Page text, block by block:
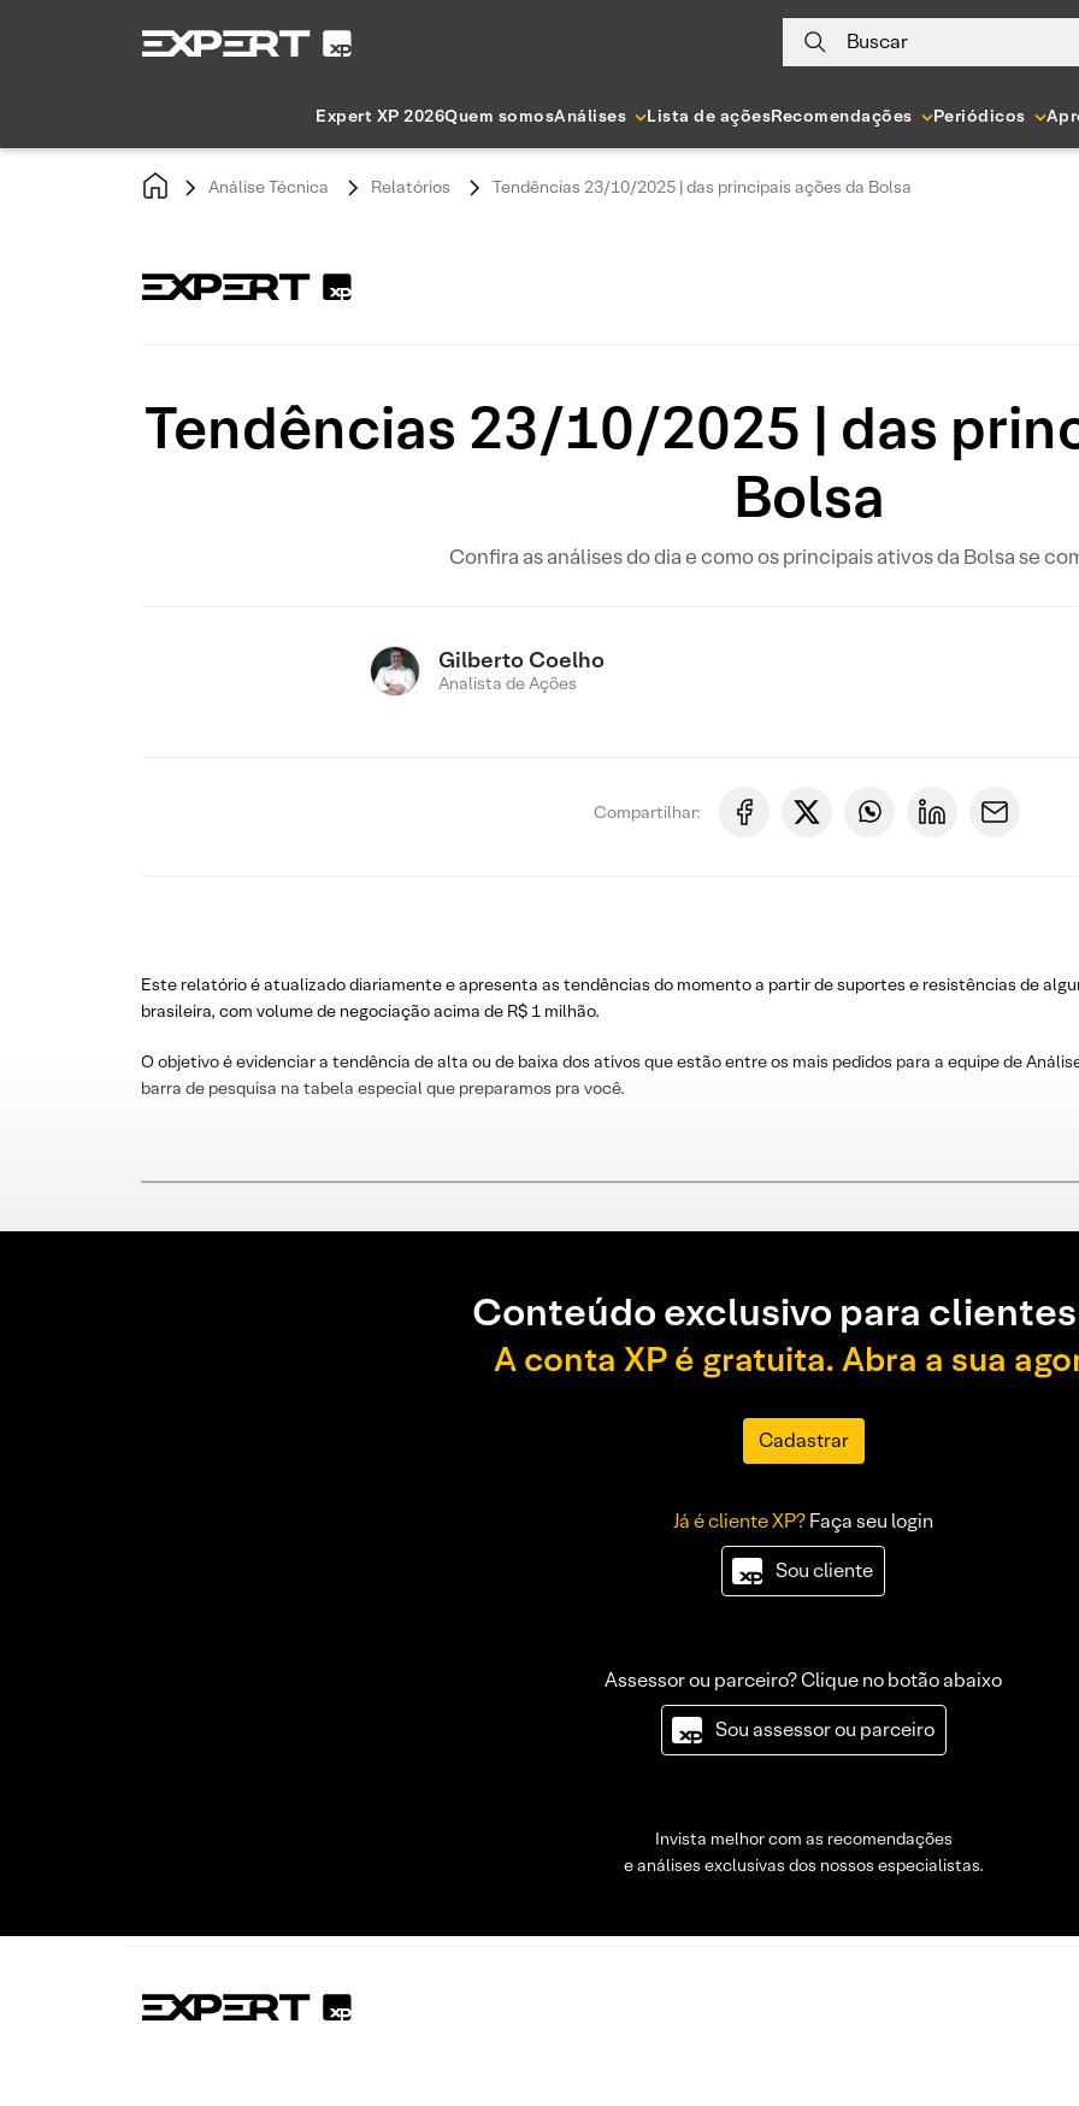
Buscar
Expert XP 2026Quem somosAnálises Lista de açõesRecomendações Periódicos
Análise Técnica Relatórios Tendências 23/10/2025 | das principais ações da Bolsa
Tendências 23/10/2025 | das
Bolsa
Confira as análises do dia e como os principais ativos da Bolsa se
Gilberto Coelho
Analista de Ações
Compartilhar:
Este relatório é atualizado diariamente e apresenta as tendências do momento a partir de suportes e resistências de
brasileira, com volume de negociação acima de R$ 1 milhão.
O objetivo é evidenciar a tendência de alta ou de baixa dos ativos que estão entre os mais pedidos para a equipe de
barra de pesquisa na tabela especial que preparamos pra você.
Conteúdo exclusivo para
A conta XP é gratuita. Abra a sua
Cadastrar
Já é cliente XP?Faça seu login
Sou cliente
Assessor ou parceiro? Clique no botão abaixo
Sou assessor ou parceiro
Invista melhor com as recomendações
e análises exclusivas dos nossos especialistas.